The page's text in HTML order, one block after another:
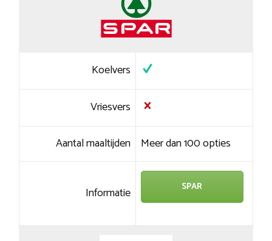
Koelvers
Vriesvers
Aantal maaltijden Meer dan 100 opties
Informatie SPAR